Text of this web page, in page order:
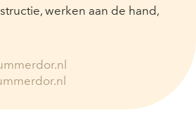
werken aan de hand,